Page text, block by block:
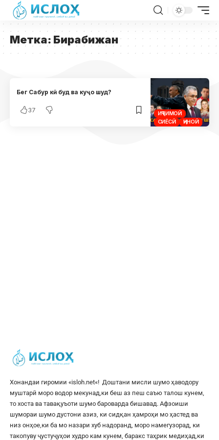
Метка: Бирабижан
ИҶТИМОӢ
СИЁСӢ
ҶИНОӢ
Бег Сабур кӣ буд ва куҷо шуд?
37
Хонандаи гиромии «isloh.net«! Доштани мисли шумо ҳаводору
муштарӣ моро водор мекунад,ки беш аз пеш саъю талош кунем,
то хоста ва тавақуъоти шумо бароварда бишавад. Афзоиши
шумораи шумо дустони азиз, ки сидқан ҳамроҳи мо ҳастед ва
низ онҳое,ки ба мо назари хуб надоранд, моро намегузорад, ки
такопуву ҷустуҷуҳои худро кам кунем, баракс таҳрик медиҳад,ки